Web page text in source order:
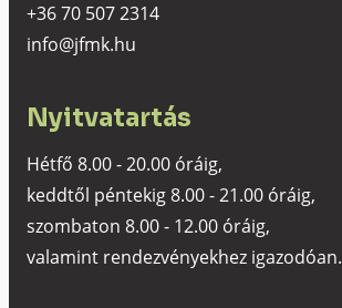
+36 70 507 2314
info@jfmk.hu
Nyitvatartás
Hétfő 8.00 - 20.00 óráig,
keddtől péntekig 8.00 - 21.00 óráig,
szombaton 8.00 - 12.00 óráig,
valamint rendezvényekhez igazodóan.